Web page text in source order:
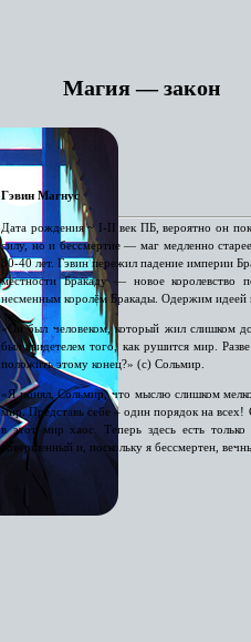
Магия — закон
Гэвин Магнус
Дата рождения ~ I-II век ПБ, вероятно он
силу, но и бессмертие — маг медленно
30-40 лет. Гэвин пережил падение империи
местности Бракаду — новое королевство
несменным королём Бракады. Одержим идеей
«Он был человеком, который жил слишком
был свидетелем того, как рушится мир.
положить этому конец?» (с) Сольмир.
«Я понял, Сольмир, что мыслю слишком
мир. Представь себе – один порядок на
в этот мир хаос. Теперь здесь есть
совершенный и, поскольку я бессмертен,